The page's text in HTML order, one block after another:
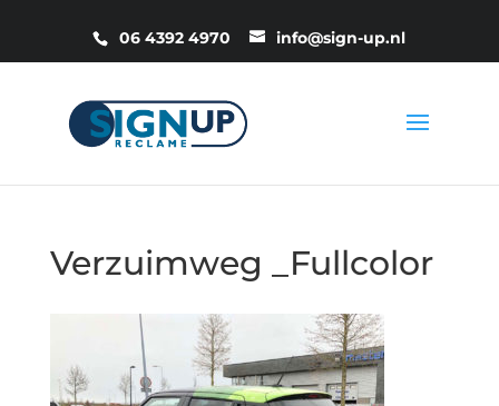
06 4392 4970 info@sign-up.nl
Verzuimweg _Fullcolor